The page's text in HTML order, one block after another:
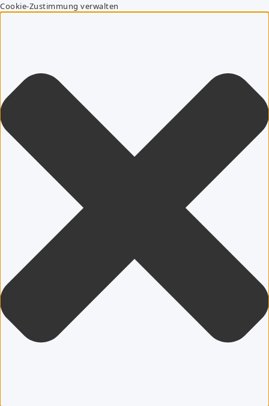
Cookie-Zustimmung verwalten